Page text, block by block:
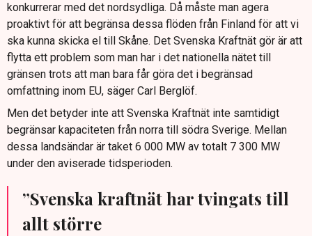
konkurrerar med det nordsydliga. Då måste man agera
proaktivt för att begränsa dessa flöden från Finland för att vi
ska kunna skicka el till Skåne. Det Svenska Kraftnät gör är att
flytta ett problem som man har i det nationella nätet till
gränsen trots att man bara får göra det i begränsad
omfattning inom EU, säger Carl Berglöf.
Men det betyder inte att Svenska Kraftnät inte samtidigt
begränsar kapaciteten från norra till södra Sverige. Mellan
dessa landsändar är taket 6 000 MW av totalt 7 300 MW
under den aviserade tidsperioden.
”Svenska kraftnät har tvingats till
allt större